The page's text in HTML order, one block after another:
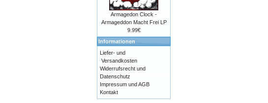
Armagedon Clock -
Armageddon Macht Frei LP
9.99€
Informationen
Liefer- und
Versandkosten
Widerrufsrecht und
Datenschutz
Impressum und AGB
Kontakt